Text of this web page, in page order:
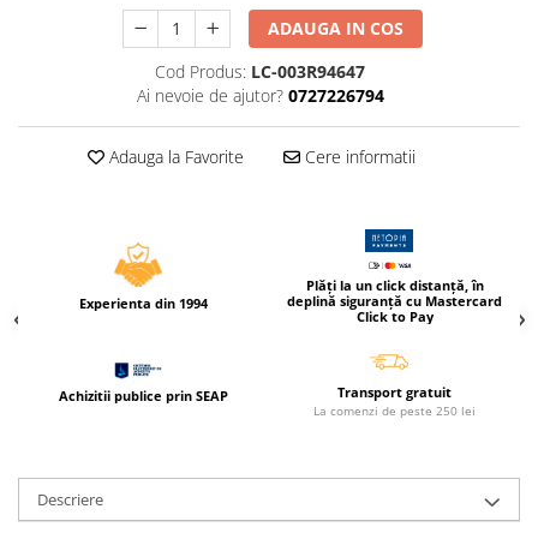
Caiete speciale
Hartie creponata
Etichete scolare
Accesorii pictura
Creioane cerate
Creioane mecanice si rezerve
Cerneala si rezerva pentru stilou
ADAUGA IN COS
Cod Produs: LC-003R94647
Ai nevoie de ajutor? 0727226794
Adauga la Favorite Cere informatii
Experienta din 1994
Plăți la un click distanță, în
deplină siguranță cu Mastercard
Click to Pay
Achizitii publice prin SEAP Transport gratuit
La comenzi de peste 250 lei
Descriere